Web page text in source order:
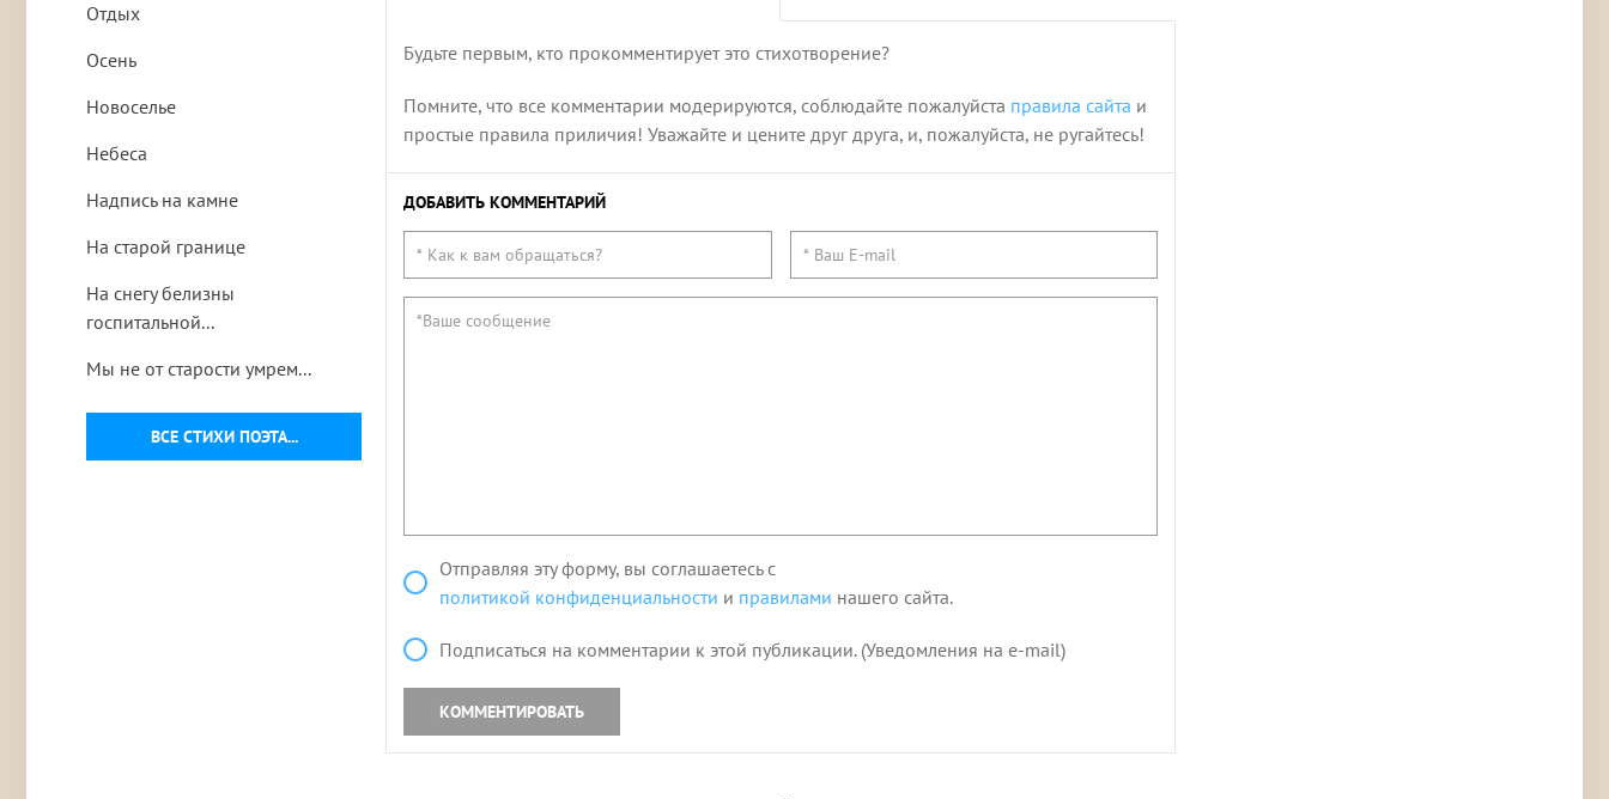
ВСЕ СТИХИ ПОЭТА...
Отдых
Осень
Новоселье
Небеса
Надпись на камне
На старой границе
На снегу белизны
госпитальной...
Мы не от старости умрем...
Будьте первым, кто прокомментирует это стихотворение?
Помните, что все комментарии модерируются, соблюдайте пожалуйста правила сайта и
простые правила приличия! Уважайте и цените друг друга, и, пожалуйста, не ругайтесь!
ДОБАВИТЬ КОММЕНТАРИЙ
Отправляя эту форму, вы соглашаетесь с
политикой конфиденциальности и правилами нашего сайта.
Подписаться на комментарии к этой публикации. (Уведомления на e-mail)
КОММЕНТИРОВАТЬ